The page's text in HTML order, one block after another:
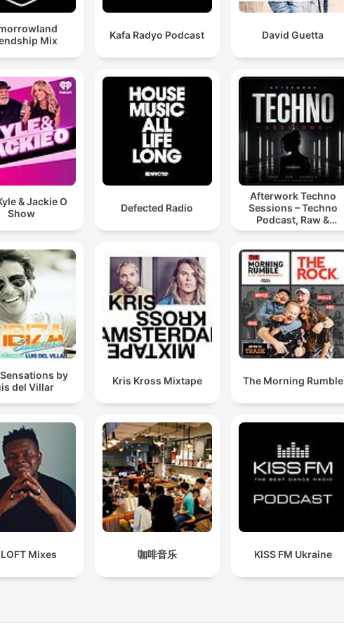
Mix
Kafa Radyo Podcast David Guetta
& Jackie O
Show
Defected Radio
Afterwork Techno
Sessions – Techno
Podcast, Raw &
Hypnotic Techno
by
del Villar
Kris Kross Mixtape The Morning Rumble
Mixes 咖啡音乐 KISS FM Ukraine